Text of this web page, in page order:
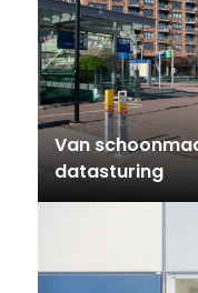
Van
datasturing